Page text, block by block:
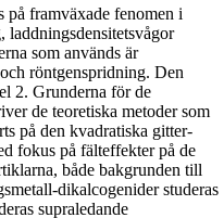
på framväxade fenomen i
laddningsdensitetsvågor
som används är
röntgenspridning. Den
2. Grunderna för de
de teoretiska metoder som
på den kvadratiska gitter-
fokus på fälteffekter på de
både bakgrunden till
dikalcogenider studeras
supraledande